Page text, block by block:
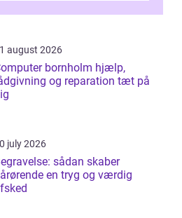
august 2026
bornholm hjælp,
og reparation tæt på
july 2026
sådan skaber
en tryg og værdig